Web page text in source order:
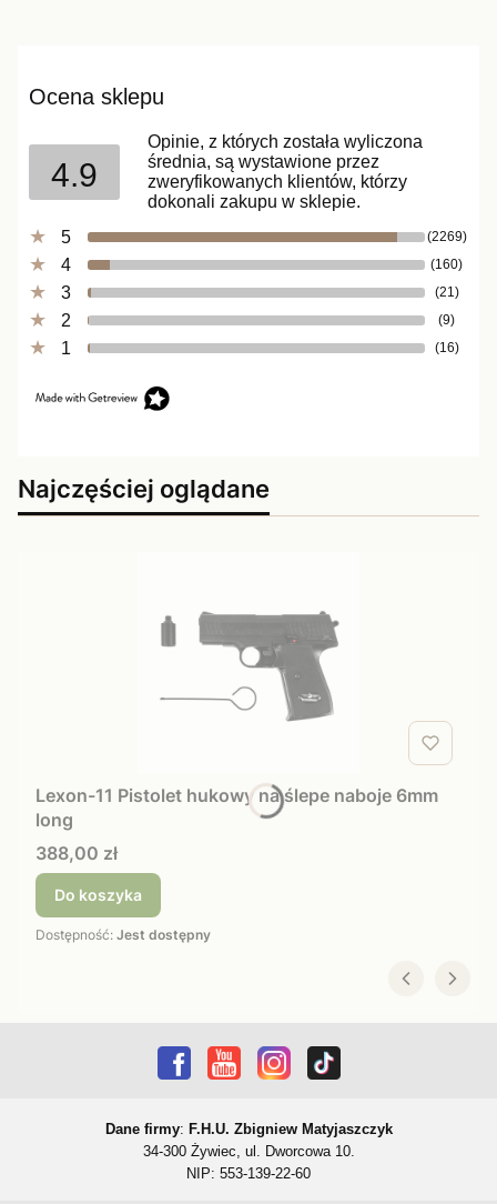
Ocena sklepu
4.9
Opinie, z których została wyliczona
średnia, są wystawione przez
zweryfikowanych klientów, którzy
dokonali zakupu w sklepie.
5
(2269)
4 (160)
3 (21)
2 (9)
1 (16)
Najczęściej oglądane
Lexon-11 Pistolet hukowy na ślepe naboje 6mm
long
Cena
388,00 zł
Do koszyka
Dostępność: Jest dostępny
Dane firmy: F.H.U. Zbigniew Matyjaszczyk
34-300 Żywiec, ul. Dworcowa 10.
NIP: 553-139-22-60